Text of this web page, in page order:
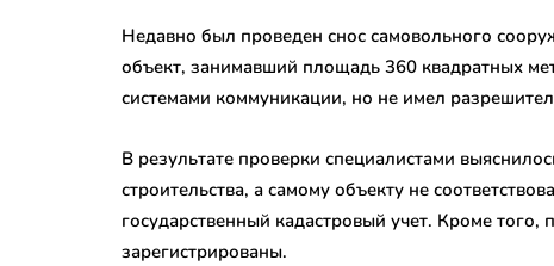
Недавно был проведен снос самовольного
объект, занимавший площадь 360 квадратных
системами коммуникации, но не имел
В результате проверки специалистами
строительства, а самому объекту не
государственный кадастровый учет. Кроме того,
зарегистрированы.